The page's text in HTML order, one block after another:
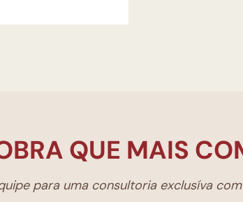
QUE MAIS
para uma consultoria exclusíva